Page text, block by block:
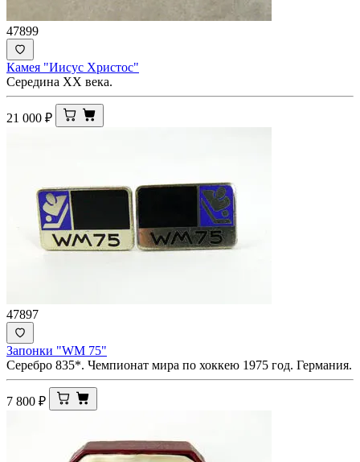
47899
Камея "Иисус Христос"
Середина ХХ века.
21 000 ₽
47897
Запонки "WM 75"
Серебро 835*. Чемпионат мира по хоккею 1975 год. Германия.
7 800 ₽